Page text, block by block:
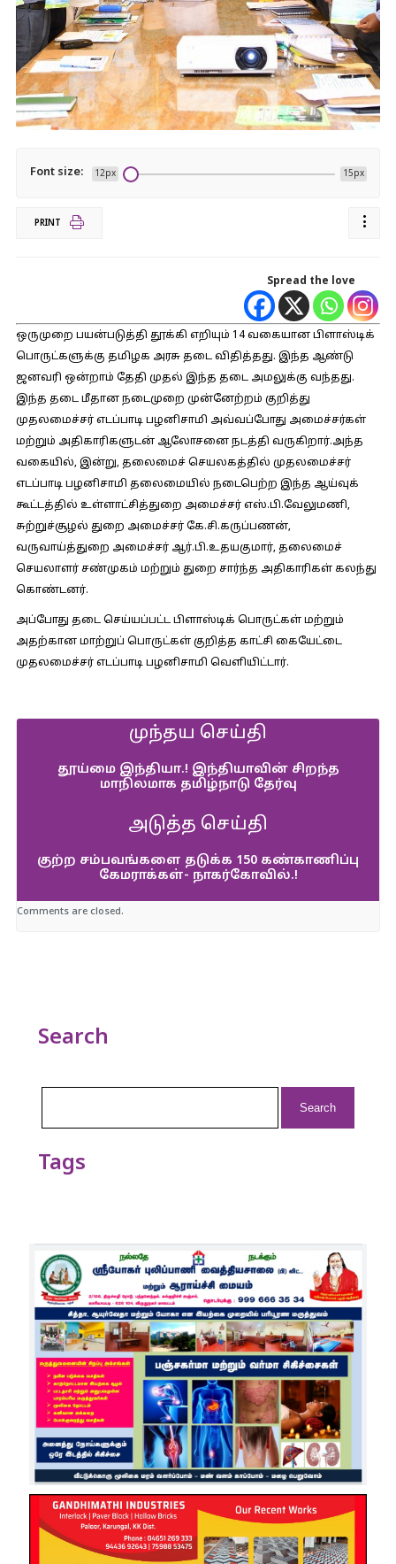
Font size: 12px 15px
PRINT
Spread the love
ஒருமுறை பயன்படுத்தி தூக்கி எறியும் 14 வகையான பிளாஸ்டிக்
பொருட்களுக்கு தமிழக அரசு தடை விதித்தது. இந்த ஆண்டு
ஜனவரி ஒன்றாம் தேதி முதல் இந்த தடை அமலுக்கு வந்தது.
இந்த தடை மீதான நடைமுறை முன்னேற்றம் குறித்து
முதலமைச்சர் எடப்பாடி பழனிசாமி அவ்வப்போது அமைச்சர்கள்
மற்றும் அதிகாரிகளுடன் ஆலோசனை நடத்தி வருகிறார்.அந்த
வகையில், இன்று, தலைமைச் செயலகத்தில் முதலமைச்சர்
எடப்பாடி பழனிசாமி தலைமையில் நடைபெற்ற இந்த ஆய்வுக்
கூட்டத்தில் உள்ளாட்சித்துறை அமைச்சர் எஸ்.பி.வேலுமணி,
சுற்றுச்சூழல் துறை அமைச்சர் கே.சி.கருப்பணன்,
வருவாய்த்துறை அமைச்சர் ஆர்.பி.உதயகுமார், தலைமைச்
செயலாளர் சண்முகம் மற்றும் துறை சார்ந்த அதிகாரிகள் கலந்து
கொண்டனர்.
அப்போது தடை செய்யப்பட்ட பிளாஸ்டிக் பொருட்கள் மற்றும்
அதற்கான மாற்றுப் பொருட்கள் குறித்த காட்சி கையேட்டை
முதலமைச்சர் எடப்பாடி பழனிசாமி வெளியிட்டார்.
முந்தய செய்தி
தூய்மை இந்தியா.! இந்தியாவின் சிறந்த
மாநிலமாக தமிழ்நாடு தேர்வு
அடுத்த செய்தி
குற்ற சம்பவங்களை தடுக்க 150 கண்காணிப்பு
கேமராக்கள்- நாகர்கோவில்.!
Comments are closed.
Search
Tags